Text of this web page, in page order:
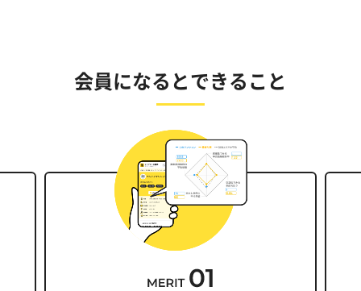
会員になるとできること